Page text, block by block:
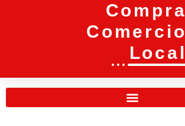
Compra
Comercio
Local